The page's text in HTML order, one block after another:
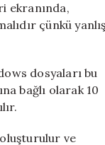
ekranında,
çünkü
dosyaları bu
bağlı olarak 10
ve